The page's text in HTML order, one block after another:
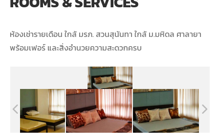
ห้องเช่ารายเดือน ใกล้ มรภ. สวนสุนันทา ใกล้ ม.มหิดล ศาลายา
พร้อมเฟอร์ และสิ่งอำนวยความสะดวกครบ